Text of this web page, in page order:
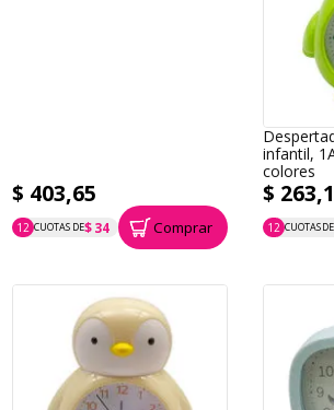
$ 403,65
12 CUOTAS DE$ 34
P.T.F. $ 404 Comprar
infantil,
colores
$
12 CUOTAS DE
P.T.F. $ 263